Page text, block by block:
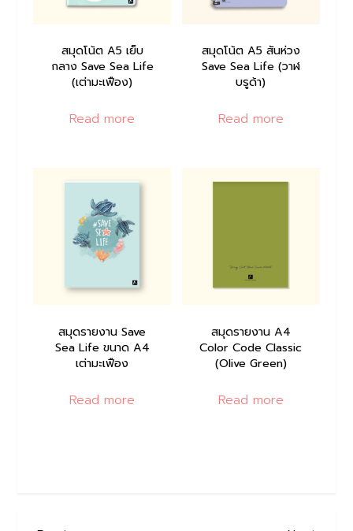
สมุดโน้ต A5 เย็บ
กลาง Save Sea Life
(เต่ามะเฟือง)
Read more
สมุดโน้ต A5 สันห่วง
Save Sea Life (วาฬ
บรูด้า)
Read more
สมุดรายงาน Save
Sea Life ขนาด A4
เต่ามะเฟือง
Read more
สมุดรายงาน A4
Color Code Classic
(Olive Green)
Read more